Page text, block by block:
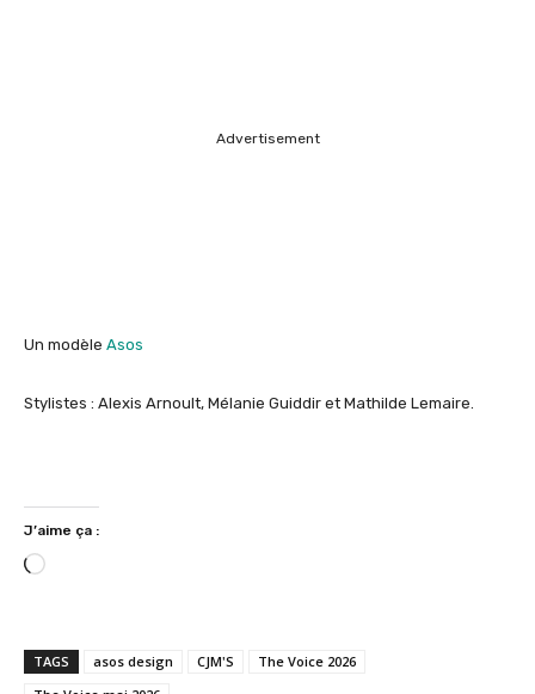
Advertisement
Un modèle Asos
Stylistes : Alexis Arnoult, Mélanie Guiddir et Mathilde Lemaire.
J’aime ça :
C
r
g
TAGS asos design CJM'S
The Voice 2026